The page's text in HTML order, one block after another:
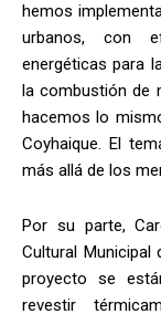
hemos
urbanos, con
energéticas para
la combustión de
hacemos lo
Coyhaique. El
más allá de los
Por su parte,
Cultural Municipal
proyecto se
revestir